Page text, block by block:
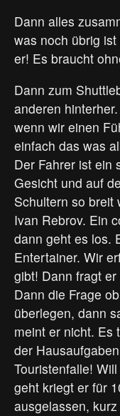
Dann alles
was noch übrig
er! Es braucht
Dann zum
anderen
wenn wir einen
einfach das was
Der Fahrer ist ein
Gesicht und auf
Schultern so breit
Ivan Rebrov. Ein
dann geht es los.
Entertainer. Wir
gibt! Dann fragt
Dann die Frage
überlegen, dann
meint er nicht. Es
der
Touristenfalle!
geht kriegt er für
ausgelassen,